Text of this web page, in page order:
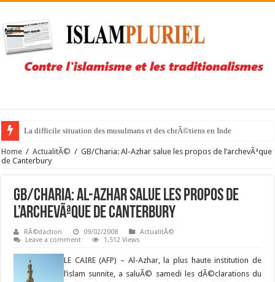
La difficile situation des musulmans et des chrÃ©tiens en Inde
Home / ActualitÃ© / GB/Charia: Al-Azhar salue les propos de l’archevÃªque
de Canterbury
GB/Charia: Al-Azhar salue les propos de
l’archevÃªque de Canterbury
RÃ©daction 09/02/2008
ActualitÃ©
Leave a comment
1,512 Views
LE CAIRE (AFP) – Al-Azhar, la plus haute institution de
l’islam sunnite, a saluÃ© samedi les dÃ©clarations du